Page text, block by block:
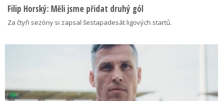
Filip Horský: Měli jsme přidat druhý gól
Za čtyři sezóny si zapsal šestapadesát ligových startů.